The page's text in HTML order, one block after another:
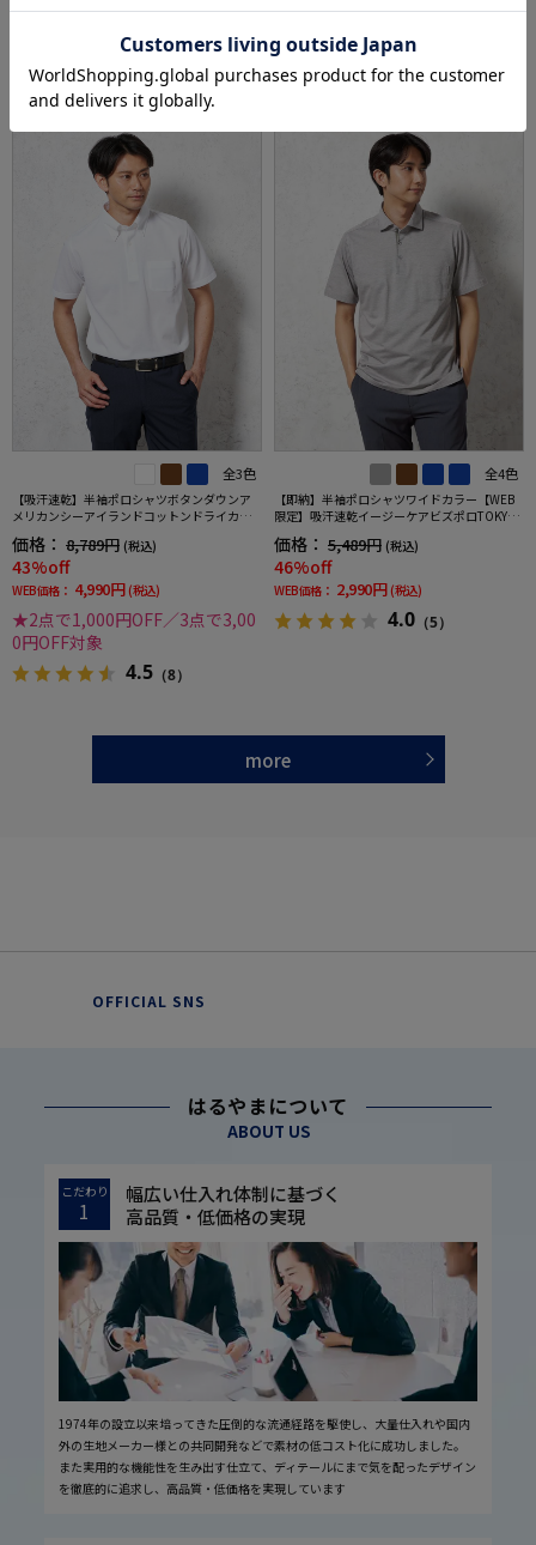
0円OFF対象
0円OFF対象
5.0（2）
SALE OUTLET
全3色
【吸汗速乾】半袖ポロシャツボタンダウンア
メリカンシーアイランドコットンドライカジ
ュアルインナー無地春夏
価格： 8,789円 (税込)
43%off
WEB価格： 4,990円 (税込)
★2点で1,000円OFF／3点で3,00
0円OFF対象
4.5 （8）
全4色
【即納】半袖ポロシャツワイドカラー【WEB
限定】吸汗速乾イージーケアビズポロTOKYOR
UN春夏
価格： 5,489円 (税込)
46%off
WEB価格： 2,990円 (税込)
4.0 （5）
more
OFFICIAL SNS
はるやまについて
ABOUT US
こだわり
1
幅広い仕入れ体制に基づく
高品質・低価格の実現
1974年の設立以来培ってきた圧倒的な流通経路を駆使し、大量仕入れや国内
外の生地メーカー様との共同開発などで素材の低コスト化に成功しました。
また実用的な機能性を生み出す仕立て、ディテールにまで気を配ったデザイン
を徹底的に追求し、高品質・低価格を実現しています